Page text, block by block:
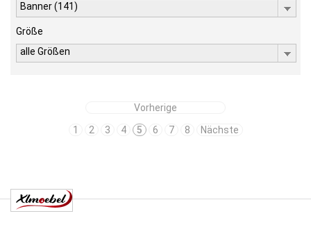
Banner (141)
Größe
alle Größen
Vorherige
1
2 3 4 5 6 7 8 Nächste